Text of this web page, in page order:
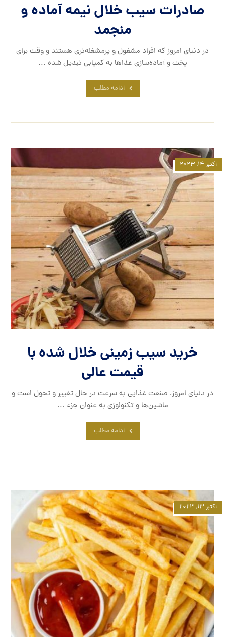
صادرات سیب خلال نیمه آماده و
منجمد
در دنیای امروز که افراد مشغول و پرمشغله‌تری هستند و وقت برای
پخت و آماده‌سازی غذاها به کمیابی تبدیل شده ...
ادامه مطلب
خرید سیب زمینی خلال شده با
قیمت عالی
اکتبر ۱۴, ۲۰۲۳
در دنیای امروز، صنعت غذایی به سرعت در حال تغییر و تحول است و
ماشین‌ها و تکنولوژی به عنوان جزء ...
ادامه مطلب
اکتبر ۱۳, ۲۰۲۳